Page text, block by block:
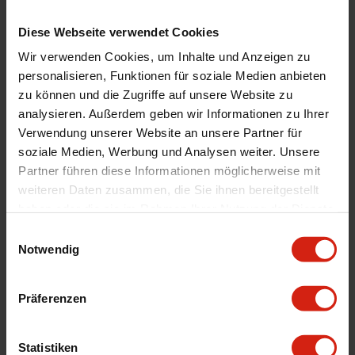
Diese Webseite verwendet Cookies
Wir verwenden Cookies, um Inhalte und Anzeigen zu
personalisieren, Funktionen für soziale Medien anbieten
zu können und die Zugriffe auf unsere Website zu
analysieren. Außerdem geben wir Informationen zu Ihrer
Verwendung unserer Website an unsere Partner für
soziale Medien, Werbung und Analysen weiter. Unsere
Partner führen diese Informationen möglicherweise mit
weiteren Daten zusammen, die Sie ihnen bereitgestellt
Notwendig
Präferenzen
Statistiken
Menge
Satz von 2
Automarkenname
Volvo
Automodell Name
S80, V70, XC70
Universal
Nein
Version
T1 Sport geschlitzt
Geeignet Für